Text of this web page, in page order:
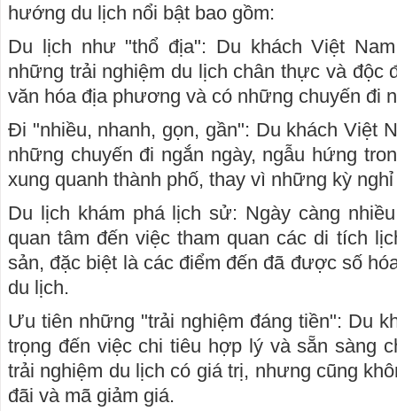
hướng du lịch nổi bật bao gồm:
Du lịch như "thổ địa": Du khách Việt
những trải nghiệm du lịch chân thực và độc
văn hóa địa phương và có những chuyến đi
Đi "nhiều, nhanh, gọn, gần": Du khách Việt
những chuyến đi ngắn ngày, ngẫu hứng
xung quanh thành phố, thay vì những kỳ
Du lịch khám phá lịch sử: Ngày càng
quan tâm đến việc tham quan các di tích
sản, đặc biệt là các điểm đến đã được số
du lịch.
Ưu tiên những "trải nghiệm đáng tiền": Du
trọng đến việc chi tiêu hợp lý và sẵn sàng
trải nghiệm du lịch có giá trị, nhưng cũng
đãi và mã giảm giá.